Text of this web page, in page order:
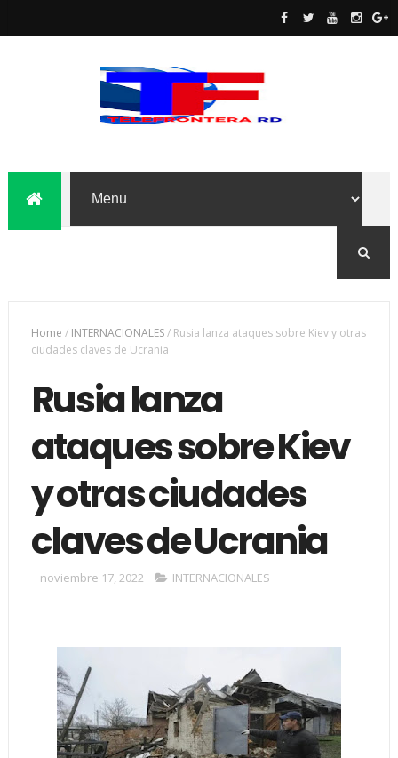
Home / INTERNACIONALES/ Rusia lanza ataques sobre Kiev y otras
ciudades claves de Ucrania
Rusia lanza
ataques sobre Kiev
y otras ciudades
claves de Ucrania
noviembre 17, 2022 INTERNACIONALES